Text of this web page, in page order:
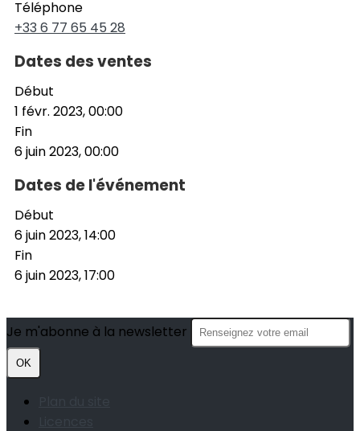
Téléphone
+33 6 77 65 45 28
Dates des ventes
Début
1 févr. 2023, 00:00
Fin
6 juin 2023, 00:00
Dates de l'événement
Début
6 juin 2023, 14:00
Fin
6 juin 2023, 17:00
Je m'abonne à la newsletter
OK